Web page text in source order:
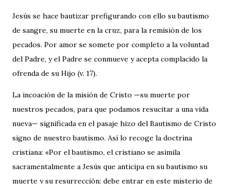
Jesús se hace bautizar prefigurando con ello su bautismo
de sangre, su muerte en la cruz, para la remisión de los
pecados. Por amor se somete por completo a la voluntad
del Padre, y el Padre se conmueve y acepta complacido la
ofrenda de su Hijo (v. 17).
La incoación de la misión de Cristo —su muerte por
nuestros pecados, para que podamos resucitar a una vida
nueva— significada en el pasaje hizo del Bautismo de Cristo
signo de nuestro bautismo. Así lo recoge la doctrina
cristiana: «Por el bautismo, el cristiano se asimila
sacramentalmente a Jesús que anticipa en su bautismo su
muerte y su resurrección: debe entrar en este misterio de